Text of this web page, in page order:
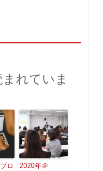
れていま
ロ
2020年＠